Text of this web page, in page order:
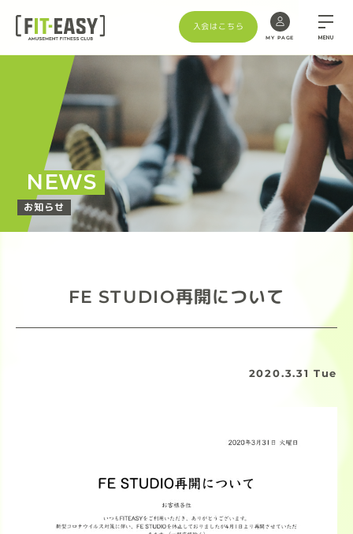
入会はこちら
MY PAGE MENU
NEWS
お知らせ
FE STUDIO再開について
2020.3.31 Tue